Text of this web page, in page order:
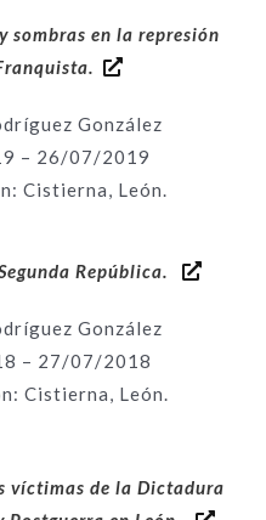
sombras en la represión
González
– 26/07/2019
Cistierna, León.
República.
González
– 27/07/2018
Cistierna, León.
víctimas de la Dictadura